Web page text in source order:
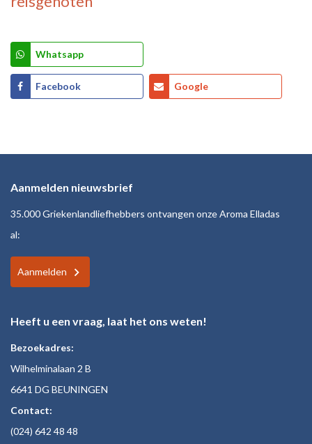
Whatsapp
Facebook Google
Aanmelden nieuwsbrief
35.000 Griekenlandliefhebbers ontvangen onze Aroma Elladas
al:
Aanmelden
Heeft u een vraag, laat het ons weten!
Bezoekadres:
Wilhelminalaan 2 B
6641 DG BEUNINGEN
Contact:
(024) 642 48 48